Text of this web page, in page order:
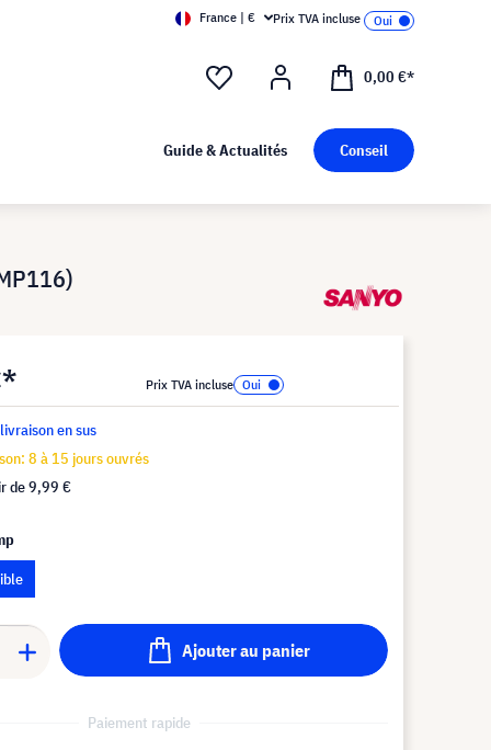
France | € Prix TVA incluse
0,00 €*
Guide & Actualités Conseil
Prix TVA incluse
en sus
8 à 15 jours ouvrés
de9,99 €
Ajouter au panier
Paiement rapide